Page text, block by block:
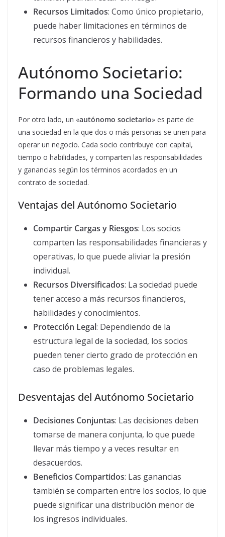
Recursos Limitados: Como único propietario,
puede haber limitaciones en términos de
recursos financieros y habilidades.
Autónomo Societario:
Formando una Sociedad
Por otro lado, un «autónomo societario» es parte de
una sociedad en la que dos o más personas se unen para
operar un negocio. Cada socio contribuye con capital,
tiempo o habilidades, y comparten las responsabilidades
y ganancias según los términos acordados en un
contrato de sociedad.
Ventajas del Autónomo Societario
Compartir Cargas y Riesgos: Los socios
comparten las responsabilidades financieras y
operativas, lo que puede aliviar la presión
individual.
Recursos Diversificados: La sociedad puede
tener acceso a más recursos financieros,
habilidades y conocimientos.
Protección Legal: Dependiendo de la
estructura legal de la sociedad, los socios
pueden tener cierto grado de protección en
caso de problemas legales.
Desventajas del Autónomo Societario
Decisiones Conjuntas: Las decisiones deben
tomarse de manera conjunta, lo que puede
llevar más tiempo y a veces resultar en
desacuerdos.
Beneficios Compartidos: Las ganancias
también se comparten entre los socios, lo que
puede significar una distribución menor de
los ingresos individuales.